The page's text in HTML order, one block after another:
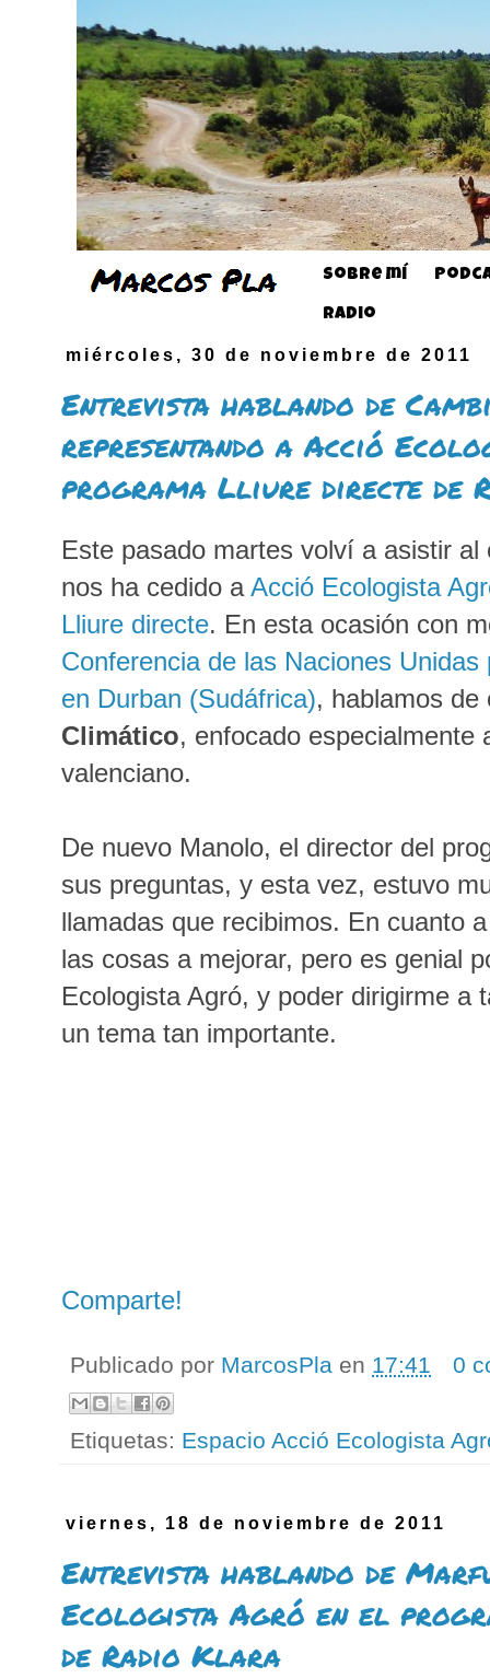
Sobre mí
Radio
miércoles, 30 de noviembre de 2011
Entrevista hablando de
representando a Acció
programa Lliure directe de
Este pasado martes volví a asistir
nos ha cedido aAcció Ecologista
Lliure directe. En esta ocasión con
Conferencia de las Naciones
en Durban (Sudáfrica), hablamos
Climático, enfocado especialmente
valenciano.
De nuevo Manolo, el director del
sus preguntas, y esta vez, estuvo
llamadas que recibimos. En cuanto
las cosas a mejorar, pero es genial
Ecologista Agró, y poder dirigirme a
un tema tan importante.
Comparte!
Publicado por MarcosPla en 17:41 0
Etiquetas: Espacio Acció Ecologista
viernes, 18 de noviembre de 2011
Entrevista hablando de
Ecologista Agró en el
de Radio Klara